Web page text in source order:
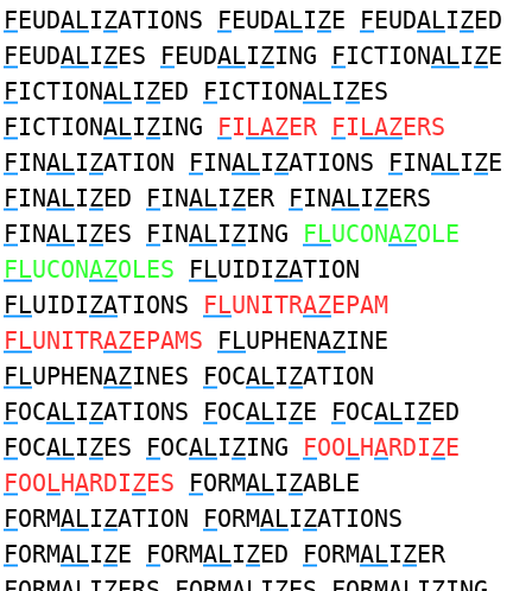
FEUDALIZATIONS FEUDALIZE FEUDALIZED
FEUDALIZES FEUDALIZING FICTIONALIZE
FICTIONALIZED FICTIONALIZES
FICTIONALIZING FILAZER FILAZERS
FINALIZATION FINALIZATIONS FINALIZE
FINALIZED FINALIZER FINALIZERS
FINALIZES FINALIZING FLUCONAZOLE
FLUCONAZOLES FLUIDIZATION
FLUIDIZATIONS FLUNITRAZEPAM
FLUNITRAZEPAMS FLUPHENAZINE
FLUPHENAZINES FOCALIZATION
FOCALIZATIONS FOCALIZE FOCALIZED
FOCALIZES FOCALIZING FOOLHARDIZE
FOOLHARDIZES FORMALIZABLE
FORMALIZATION FORMALIZATIONS
FORMALIZE FORMALIZED FORMALIZER